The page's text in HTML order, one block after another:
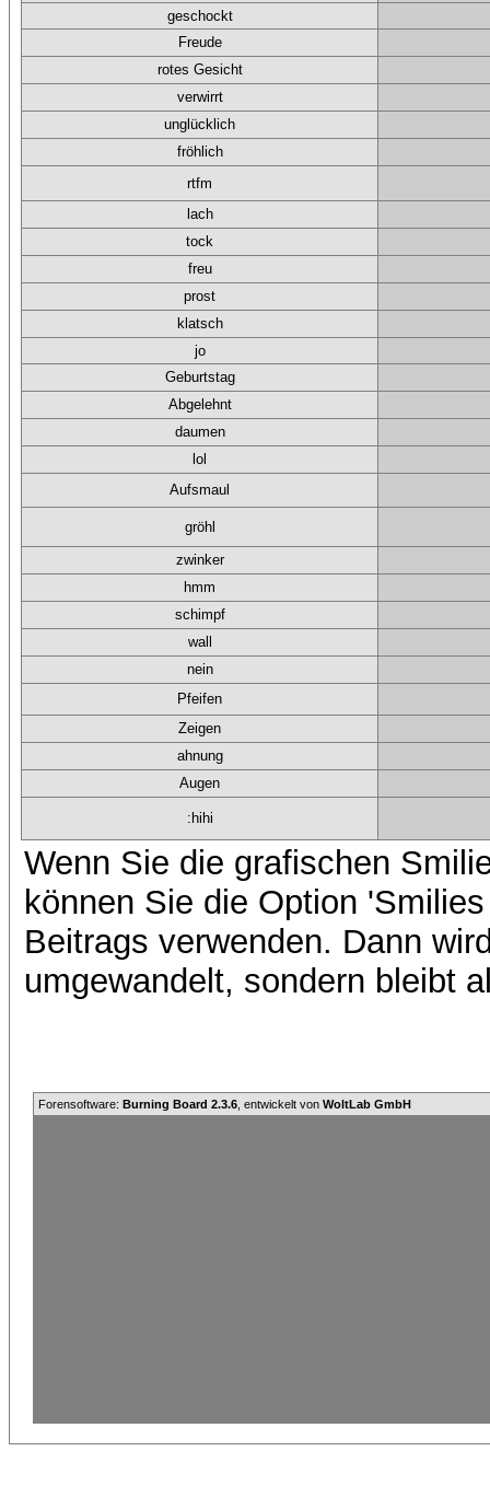
geschockt
Freude
rotes Gesicht
verwirrt
unglücklich
fröhlich
rtfm
lach
tock
freu
prost
klatsch
jo
Geburtstag
Abgelehnt
daumen
lol
Aufsmaul
gröhl
zwinker
hmm
schimpf
wall
nein
Pfeifen
Zeigen
ahnung
Augen
:hihi
Wenn Sie die grafischen
können Sie die Option
Beitrags verwenden. Dann
umgewandelt, sondern bleibt
Forensoftware: Burning Board 2.3.6 , entwickelt von WoltLab GmbH